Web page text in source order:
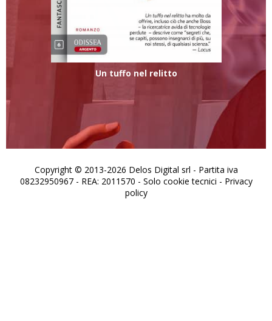
Un tuffo nel relitto
Copyright © 2013-2026 Delos Digital srl - Partita iva
08232950967 - REA: 2011570 - Solo cookie tecnici - Privacy
policy